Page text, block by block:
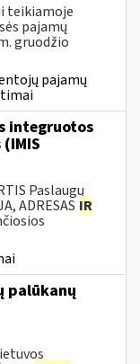
teikiamoje
pajamų
gruodžio
pajamų
integruotos
Paslaugų
ADRESAS IR
palūkanų